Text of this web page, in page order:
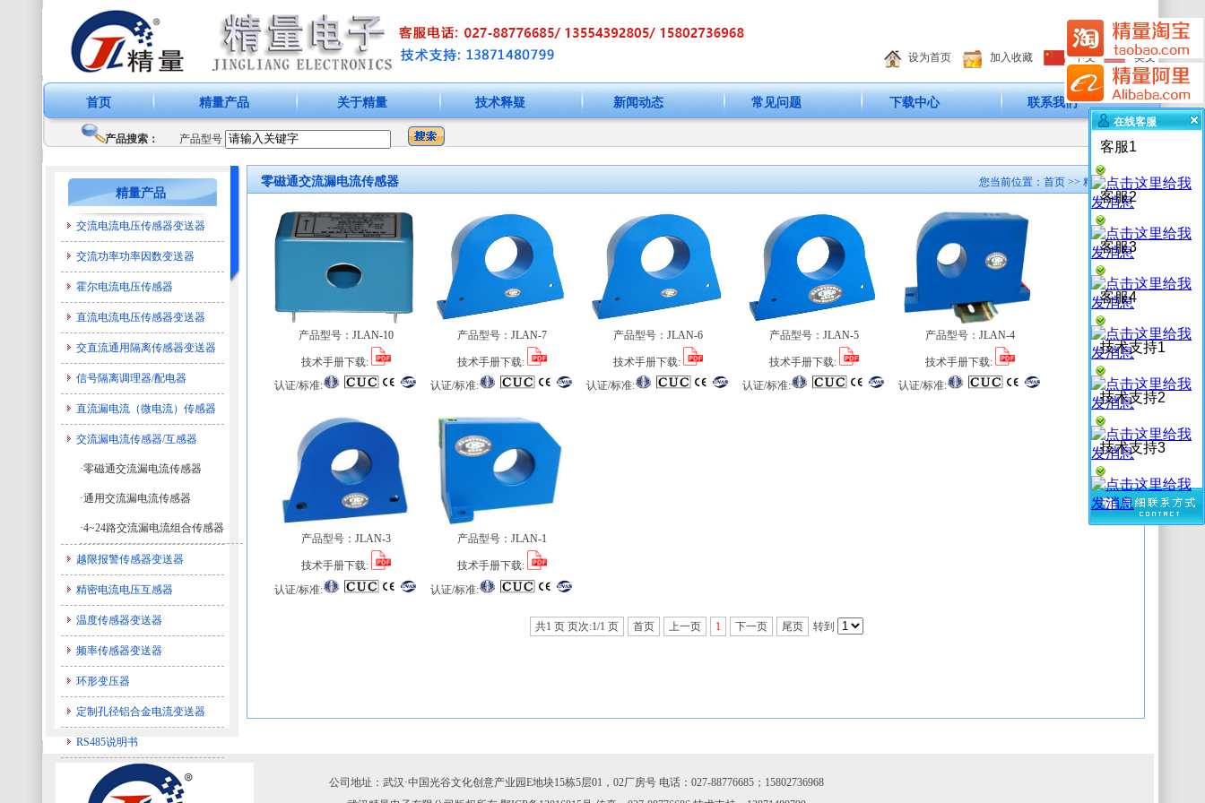
设为首页 加入收藏 中文 英文
首页 精量产品 关于精量 技术释疑 新闻动态 常见问题 下载中心 联系我们
产品搜索： 产品型号
精量产品
交流电流电压传感器变送器
交流功率功率因数变送器
霍尔电流电压传感器
直流电流电压传感器变送器
交直流通用隔离传感器变送器
信号隔离调理器/配电器
直流漏电流（微电流）传感器
交流漏电流传感器/互感器
·零磁通交流漏电流传感器
·通用交流漏电流传感器
·4~24路交流漏电流组合传感器
越限报警传感器变送器
精密电流电压互感器
温度传感器变送器
频率传感器变送器
环形变压器
定制孔径铝合金电流变送器
RS485说明书
零磁通交流漏电流传感器 您当前位置： 首页 >> 精量产品
产品型号： JLAN-10
技术手册下载:
认证/标准:
产品型号： JLAN-7
技术手册下载:
认证/标准:
产品型号： JLAN-6
技术手册下载:
认证/标准:
产品型号： JLAN-5
技术手册下载:
认证/标准:
产品型号： JLAN-4
技术手册下载:
认证/标准:
产品型号： JLAN-3
技术手册下载:
认证/标准:
产品型号： JLAN-1
技术手册下载:
认证/标准:
共1 页 页次:1/1 页 首页 上一页 1 下一页 尾页 转到
公司地址：武汉·中国光谷文化创意产业园E地块15栋5层01，02厂房号 电话：027-88776685；15802736968
在线客服
客服1
客服2
客服3
客服4
技术支持1
技术支持2
技术支持3